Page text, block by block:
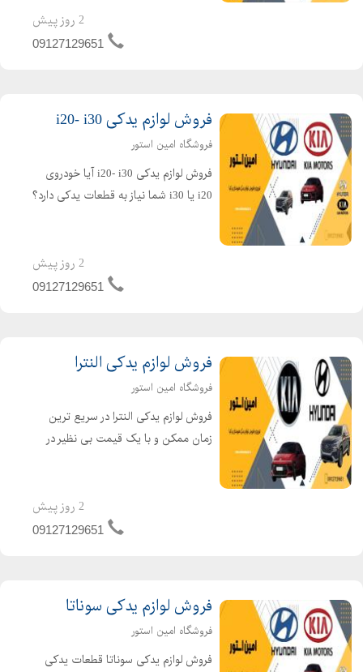
دنبال قطعات موتوری اصلی و با کیفیت
برای خودروی هیوندای خود هستید؟ امین
2 روز پیش
09127129651
فروش لوازم یدکی i20- i30
فروشگاه امین استور
فروش لوازم یدکی i20- i30 آیا خودروی
i20 یا i30 شما نیاز به قطعات یدکی دارد؟
هیوندای i20 و i30، بهترین خدمات را به
2 روز پیش
09127129651
فروش لوازم یدکی النترا
فروشگاه امین استور
فروش لوازم یدکی النترا در سریع ترین
زمان ممکن و با یک قیمت بی نظیر در
قطعات یدکی اصلی و با کیفیت، بهترین
2 روز پیش
09127129651
فروش لوازم یدکی سوناتا
فروشگاه امین استور
فروش لوازم یدکی سوناتا قطعات یدکی